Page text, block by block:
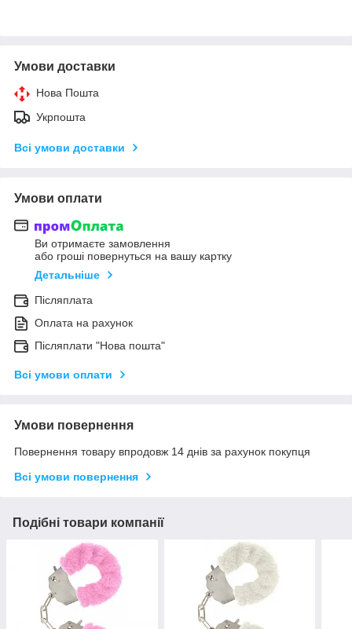
Умови доставки
Нова Пошта
Укрпошта
Всі умови доставки
Умови оплати
Ви отримаєте замовлення
або гроші повернуться на вашу картку
Детальніше
Післяплата
Оплата на рахунок
Післяплати "Нова пошта"
Всі умови оплати
Умови повернення
Повернення товару впродовж 14 днів за рахунок покупця
Всі умови повернення
Подібні товари компанії